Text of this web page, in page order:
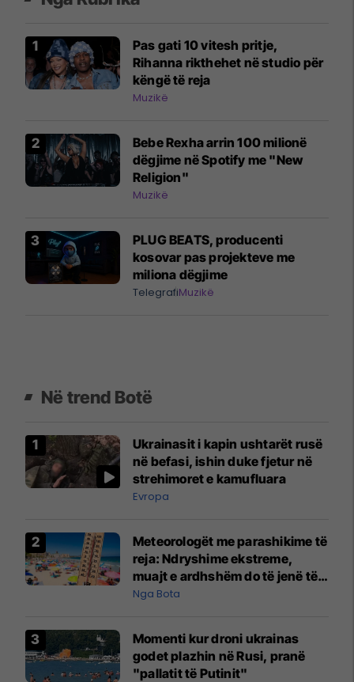
Pas gati 10 vitesh pritje,
Rihanna rikthehet në studio për
këngë të reja
Muzikë
Bebe Rexha arrin 100 milionë
dëgjime në Spotify me "New
Religion"
Muzikë
PLUG BEATS, producenti
kosovar pas projekteve me
miliona dëgjime
TelegrafiMuzikë
Në trend Botë
Ukrainasit i kapin ushtarët rusë
në befasi, ishin duke fjetur në
strehimoret e kamufluara
Evropa
Meteorologët me parashikime të
reja: Ndryshime ekstreme,
muajt e ardhshëm do të jenë të
pazakontë
Nga Bota
Momenti kur droni ukrainas
godet plazhin në Rusi, pranë
"pallatit të Putinit"